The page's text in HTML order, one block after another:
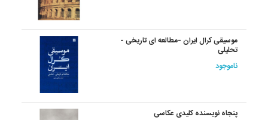
موسیقی کرال ایران -مطالعه ای تاریخی -
تحلیلی
ناموجود
پنجاه نویسنده کلیدی عکاسی